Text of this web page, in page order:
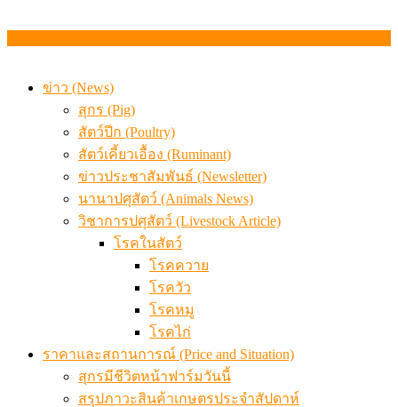
ข่าว (News)
สุกร (Pig)
สัตว์ปีก (Poultry)
สัตว์เคี้ยวเอื้อง (Ruminant)
ข่าวประชาสัมพันธ์ (Newsletter)
นานาปศุสัตว์ (Animals News)
วิชาการปศุสัตว์ (Livestock Article)
โรคในสัตว์
โรคควาย
โรควัว
โรคหมู
โรคไก่
ราคาและสถานการณ์ (Price and Situation)
สุกรมีชีวิตหน้าฟาร์มวันนี้
สรุปภาวะสินค้าเกษตรประจำสัปดาห์